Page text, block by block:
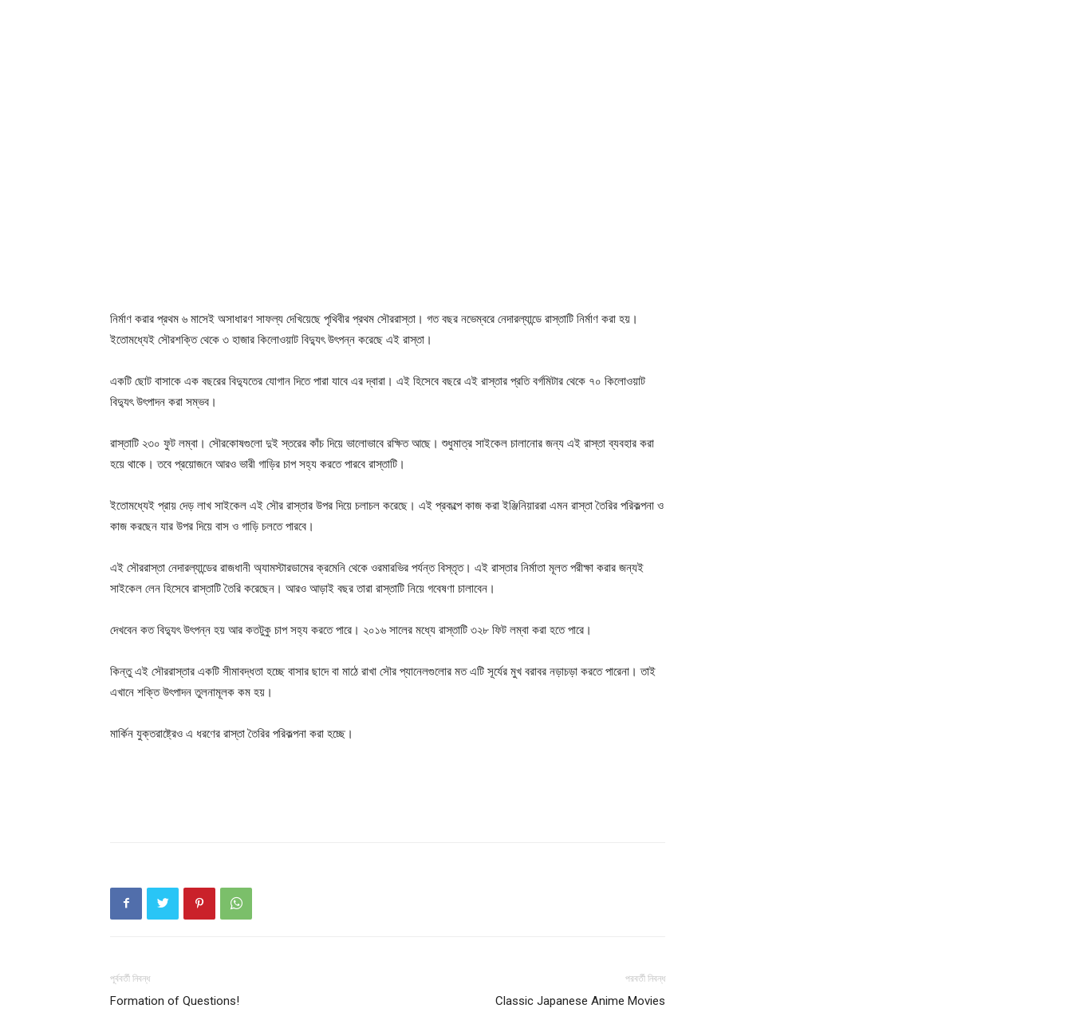
Champs21
Company
About
নির্মাণ করার প্রথম ৬ মাসেই অসাধারণ সাফল্য দেখিয়েছে পৃথিবীর প্রথম সৌররাস্তা। গত বছর নভেম্বরে নেদারল্যান্ডে রাস্তাটি নির্মাণ করা হয়।
ইতোমধ্যেই সৌরশক্তি থেকে ৩ হাজার কিলোওয়াট বিদ্যুৎ উৎপন্ন করেছে এই রাস্তা।
একটি ছোট বাসাকে এক বছরের বিদ্যুতের যোগান দিতে পারা যাবে এর দ্বারা। এই হিসেবে বছরে এই রাস্তার প্রতি বর্গমিটার থেকে ৭০ কিলোওয়াট
বিদ্যুৎ উৎপাদন করা সম্ভব।
রাস্তাটি ২৩০ ফুট লম্বা। সৌরকোষগুলো দুই স্তরের কাঁচ দিয়ে ভালোভাবে রক্ষিত আছে। শুধুমাত্র সাইকেল চালানোর জন্য এই রাস্তা ব্যবহার করা
হয়ে থাকে। তবে প্রয়োজনে আরও ভারী গাড়ির চাপ সহ্য করতে পারবে রাস্তাটি।
ইতোমধ্যেই প্রায় দেড় লাখ সাইকেল এই সৌর রাস্তার উপর দিয়ে চলাচল করেছে। এই প্রকল্পে কাজ করা ইঞ্জিনিয়াররা এমন রাস্তা তৈরির পরিকল্পনা ও
কাজ করছেন যার উপর দিয়ে বাস ও গাড়ি চলতে পারবে।
এই সৌররাস্তা নেদারল্যান্ডের রাজধানী অ্যামস্টারডামের ক্রমেনি থেকে ওরমারভির পর্যন্ত বিস্তৃত। এই রাস্তার নির্মাতা মূলত পরীক্ষা করার জন্যই
সাইকেল লেন হিসেবে রাস্তাটি তৈরি করেছেন। আরও আড়াই বছর তারা রাস্তাটি নিয়ে গবেষণা চালাবেন।
দেখবেন কত বিদ্যুৎ উৎপন্ন হয় আর কতটুকু চাপ সহ্য করতে পারে। ২০১৬ সালের মধ্যে রাস্তাটি ৩২৮ ফিট লম্বা করা হতে পারে।
কিন্তু এই সৌররাস্তার একটি সীমাবদ্ধতা হচ্ছে বাসার ছাদে বা মাঠে রাখা সৌর প্যানেলগুলোর মত এটি সূর্যের মুখ বরাবর নড়াচড়া করতে পারেনা। তাই
এখানে শক্তি উৎপাদন তুলনামূলক কম হয়।
মার্কিন যুক্তরাষ্ট্রেও এ ধরণের রাস্তা তৈরির পরিকল্পনা করা হচ্ছে।
পূর্ববর্তী নিবন্ধ
Formation of Questions!
পরবর্তী নিবন্ধ
Classic Japanese Anime Movies